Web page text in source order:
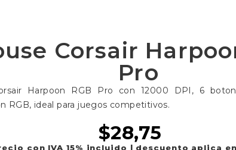
Corsair
Pro
Harpoon RGB Pro con 12000 DPI, 6
RGB, ideal para juegos competitivos.
$28,75
con IVA 15% incluido | descuento aplica